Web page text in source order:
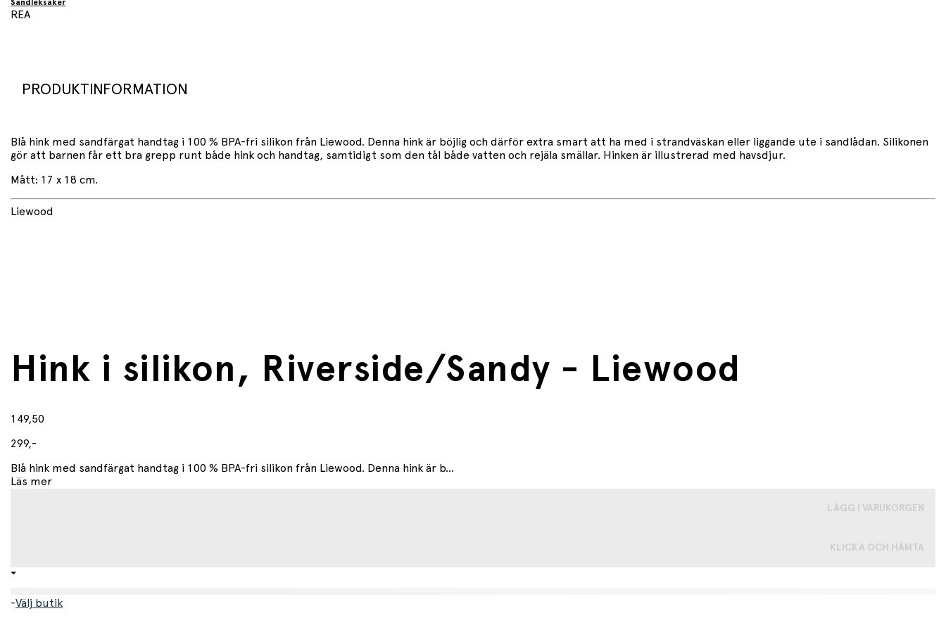
Sandleksaker
REA
PRODUKTINFORMATION
Blå hink med sandfärgat handtag i 100 % BPA-fri silikon från Liewood. Denna hink är böjlig och därför extra smart att ha med i strandväskan eller liggande ute i sandlådan. Silikonen
gör att barnen får ett bra grepp runt både hink och handtag, samtidigt som den tål både vatten och rejäla smällar. Hinken är illustrerad med havsdjur.
Mått: 17 x 18 cm.
Liewood
Hink i silikon, Riverside/Sandy - Liewood
149,50
299,-
Blå hink med sandfärgat handtag i 100 % BPA-fri silikon från Liewood. Denna hink är b...
Läs mer
LÄGG I VARUKORGEN
KLICKA OCH HÄMTA
-Välj butik